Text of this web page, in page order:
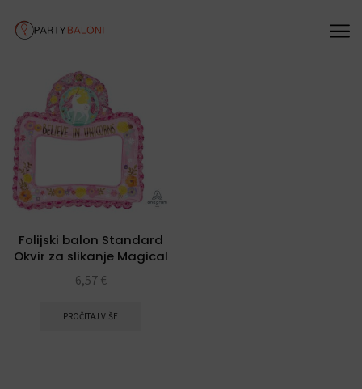
Folijski balon Standard
Okvir za slikanje Magical
Unicorn
6,57 €
PROČITAJ VIŠE